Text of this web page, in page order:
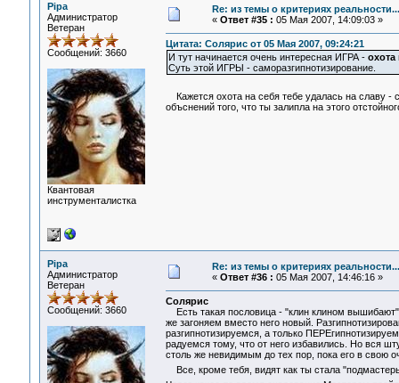
Pipa
Администратор
Ветеран
Сообщений: 3660
Квантовая
инструменталистка
Re: из темы о критериях реальности...
« Ответ #35 : 05 Мая 2007, 14:09:03 »
Цитата: Солярис от 05 Мая 2007, 09:24:21
И тут начинается очень интересная ИГРА - охота
Суть этой ИГРЫ - саморазгипнотизирование.
Кажется охота на себя тебе удалась на славу -
объснений того, что ты залипла на этого
Pipa
Администратор
Ветеран
Сообщений: 3660
Re: из темы о критериях реальности...
« Ответ #36 : 05 Мая 2007, 14:46:16 »
Солярис
Есть такая пословица - "клин клином
же загоняем вместо него новый.
разгипнотизируемся, а только
радуемся тому, что от него избавились. Но вся
столь же невидимым до тех пор, пока его в свою
Все, кроме тебя, видят как ты стала